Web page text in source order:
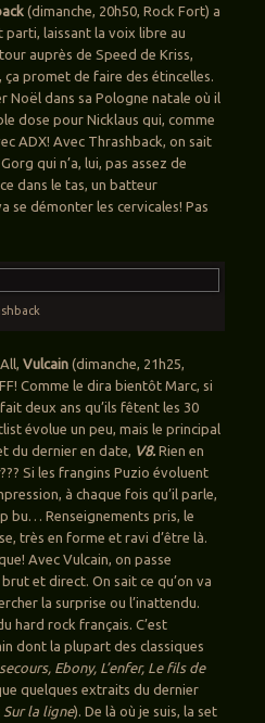
(dimanche, 20h50, Rock Fort) a
parti, laissant la voix libre au
auprès de Speed de Kriss,
ça promet de faire des étincelles.
Noël dans sa Pologne natale où il
dose pour Nicklaus qui, comme
ADX! Avec Thrashback, on sait
qui n’a, lui, pas assez de
dans le tas, un batteur
se démonter les cervicales! Pas
Vulcain(dimanche, 21h25,
Comme le dira bientôt Marc, si
deux ans qu’ils fêtent les 30
évolue un peu, mais le principal
du dernier en date,
V8. Rien en
Si les frangins Puzio évoluent
à chaque fois qu’il parle,
bu… Renseignements pris, le
très en forme et ravi d’être là.
Avec Vulcain, on passe
et direct. On sait ce qu’on va
la surprise ou l’inattendu.
hard rock français. C’est
dont la plupart des classiques
Ebony, L’enfer, Le fils de
quelques extraits du dernier
Sur la ligne). De là où je suis, la set